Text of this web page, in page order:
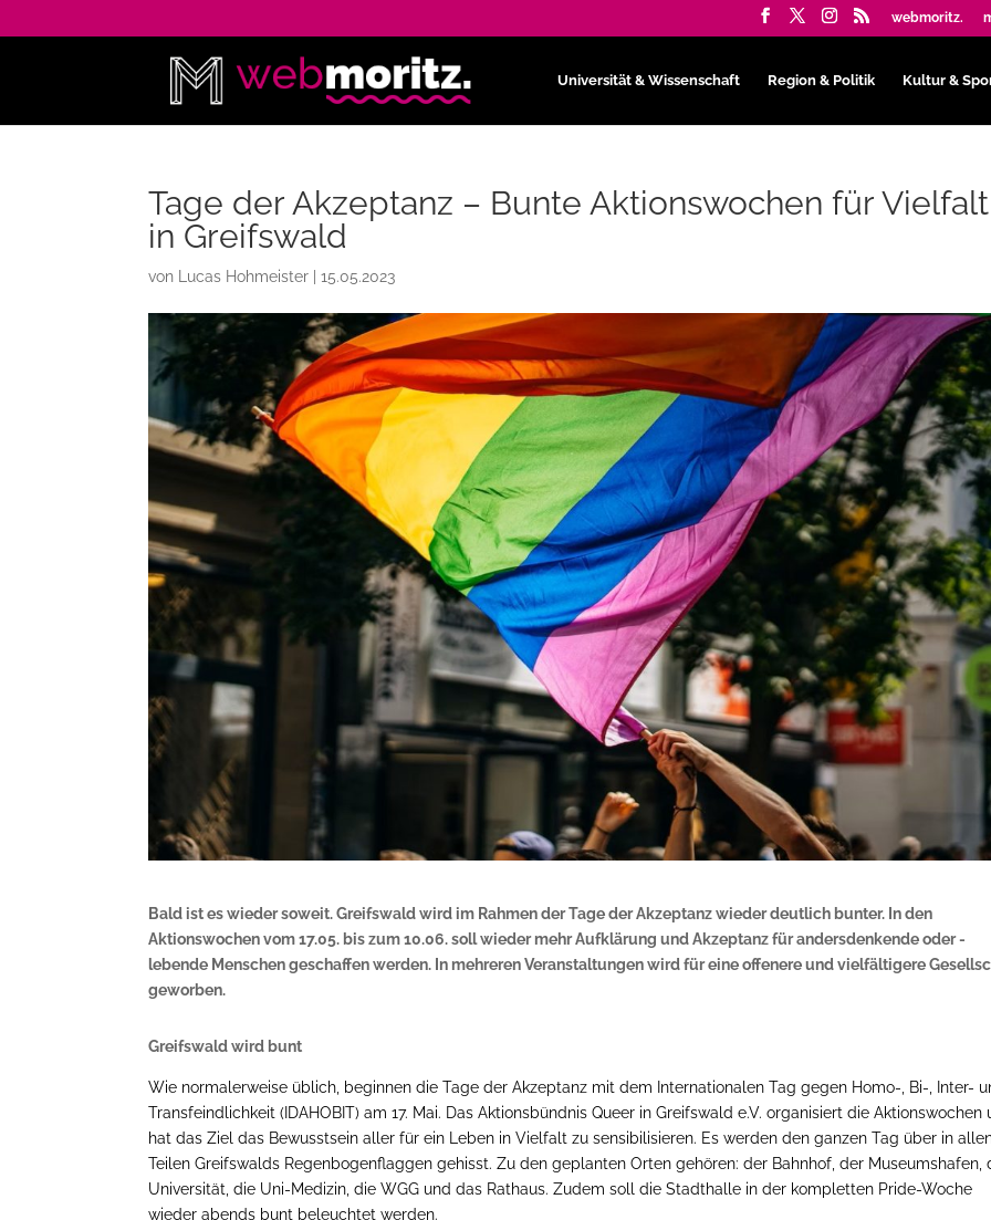
webmoritz.
Universität & Wissenschaft Region & Politik Kultur &
Tage der Akzeptanz – Bunte Aktionswochen für Vielfalt
in Greifswald
von Lucas Hohmeister |15.05.2023
Bald ist es wieder soweit. Greifswald wird im Rahmen der Tage der Akzeptanz wieder deutlich bunter. In den
Aktionswochen vom 17.05. bis zum 10.06. soll wieder mehr Aufklärung und Akzeptanz für andersdenkende oder -
lebende Menschen geschaffen werden. In mehreren Veranstaltungen wird für eine offenere und vielfältigere
geworben.
Greifswald wird bunt
Wie normalerweise üblich, beginnen die Tage der Akzeptanz mit dem Internationalen Tag gegen Homo-, Bi-, Inter-
Transfeindlichkeit (IDAHOBIT) am 17. Mai. Das Aktionsbündnis Queer in Greifswald e.V. organisiert die Aktionswochen
hat das Ziel das Bewusstsein aller für ein Leben in Vielfalt zu sensibilisieren. Es werden den ganzen Tag über in
Teilen Greifswalds Regenbogenflaggen gehisst. Zu den geplanten Orten gehören: der Bahnhof, der Museumshafen,
Universität, die Uni-Medizin, die WGG und das Rathaus. Zudem soll die Stadthalle in der kompletten Pride-Woche
wieder abends bunt beleuchtet werden.